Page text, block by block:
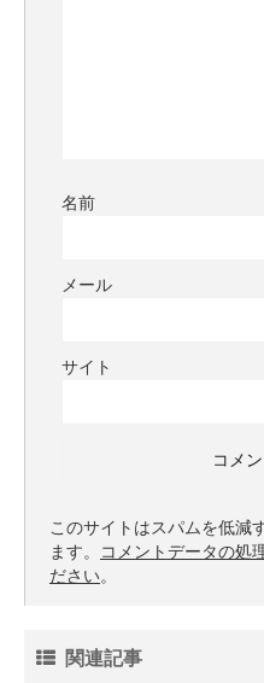
名前
メール
サイト
このサイトはスパムを低減
ます。
コメントデータの処
ださい。
関連記事